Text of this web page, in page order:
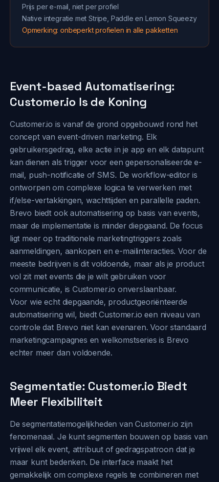
Prijs per e-mail, niet per profiel
Native integratie met Stripe, Paddle en Lemon Squeezy
Opmerking: onbeperkt profielen in alle pakketten
Event-based Automatisering:
Customer.io Is de Koning
Customer.io is vanaf de grond opgebouwd rond het
concept van event-driven marketing. Elk
gebruikersgedrag, elke actie in je app en elk datapunt
kan dienen als trigger voor een gepersonaliseerde e-
mail, push-notificatie of SMS. De workflow-editor is
ontworpen om complexe logica te verwerken met
if/else-vertakkingen, wachttijden en parallelle paden.
Brevo biedt ook automatisering op basis van events,
maar de implementatie is minder diepgaand. De focus
ligt meer op traditionele marketingtriggers zoals
aanmeldingen, aankopen en e-mailinteracties. Voor de
meeste bedrijven is dit voldoende, maar als je product
vol zit met events die je wilt gebruiken voor
communicatie, is Customer.io onverslaanbaar.
Voor wie echt diepgaande, productgeoriënteerde
automatisering wil, biedt Customer.io een niveau van
controle dat Brevo niet kan evenaren. Voor standaard
marketingcampagnes en welkomstseries is Brevo
echter meer dan voldoende.
Segmentatie: Customer.io Biedt
Meer Flexibiliteit
De segmentatiemogelijkheden van Customer.io zijn
fenomenaal. Je kunt segmenten bouwen op basis van
vrijwel elk event, attribuut of gedragspatroon dat je
maar kunt bedenken. De interface maakt het
gemakkelijk om complexe regels te combineren met